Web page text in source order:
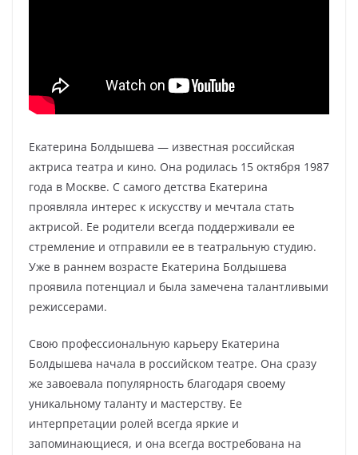
Екатерина Болдышева — известная российская
актриса театра и кино. Она родилась 15 октября 1987
года в Москве. С самого детства Екатерина
проявляла интерес к искусству и мечтала стать
актрисой. Ее родители всегда поддерживали ее
стремление и отправили ее в театральную студию.
Уже в раннем возрасте Екатерина Болдышева
проявила потенциал и была замечена талантливыми
режиссерами.
Свою профессиональную карьеру Екатерина
Болдышева начала в российском театре. Она сразу
же завоевала популярность благодаря своему
уникальному таланту и мастерству. Ее
интерпретации ролей всегда яркие и
запоминающиеся, и она всегда востребована на